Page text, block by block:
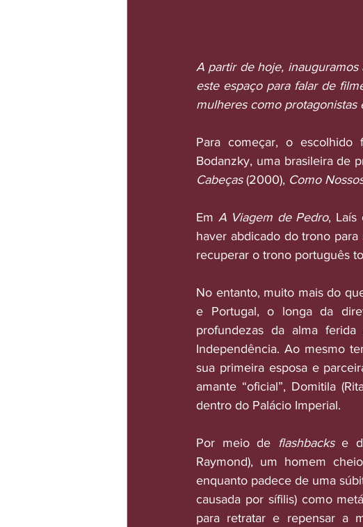
A partir de hoje,
este espaço para falar de
mulheres como protagonistas
Para começar, o
Bodanzky, uma brasileira de
Cabeças (2000), Como
Em A Viagem de Pedro, Laís
haver abdicado do trono
recuperar o trono português
No entanto, muito mais do
e Portugal, o longa da
profundezas da alma
Independência. Ao mesmo
sua primeira esposa e
amante “oficial”, Domitila
dentro do Palácio Imperial.
Por meio de flashbacks e
Raymond), um homem
enquanto padece de uma
causada por sífilis) como
para retratar e repensar a